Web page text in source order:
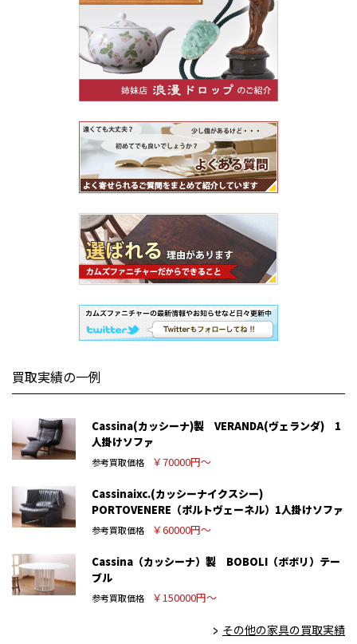
買取実績の一例
Cassina(カッシーナ)製 VERANDA(ヴェランダ) 1
人掛けソファ
参考買取価格 ￥70000円～
Cassinaixc.(カッシーナイクスシー)
PORTOVENERE（ポルトヴェーネル）1人掛けソファ
参考買取価格 ￥60000円～
Cassina（カッシーナ）製 BOBOLI（ボボリ）テー
ブル
参考買取価格 ￥150000円～
その他の家具の買取実績